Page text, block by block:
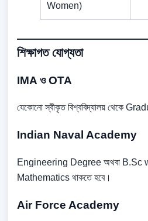
Women)
শিক্ষাগত যোগ্যতা
IMA ও OTA
যেকোনো স্বীকৃত বিশ্ববিদ্যালয় থেকে
Indian Naval Academy
Engineering Degree অথবা B.Sc
Mathematics থাকতে হবে।
Air Force Academy